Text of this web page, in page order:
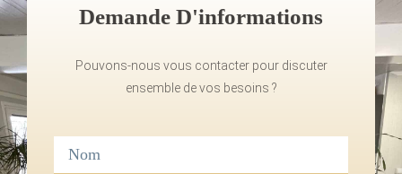
Demande D'informations
Pouvons-nous vous contacter pour discuter
ensemble de vos besoins ?